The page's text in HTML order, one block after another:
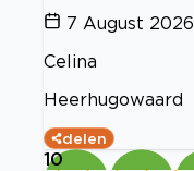
7 August 2026
Celina
Heerhugowaard
delen
10